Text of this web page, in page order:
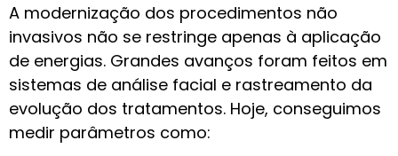
A modernização dos procedimentos não
invasivos não se restringe apenas à aplicação
de energias. Grandes avanços foram feitos em
sistemas de análise facial e rastreamento da
evolução dos tratamentos. Hoje, conseguimos
medir parâmetros como: